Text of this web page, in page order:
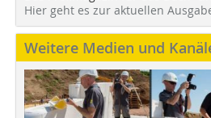
Hier geht es zur aktuellen
Weitere Medien und